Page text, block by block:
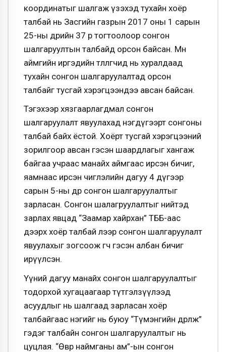
координатыг шалгаж үзэхэд тухайн хоёр
талбай нь Засгийн газрын 2017 оны 1 сарын
25-ны өдрийн 37 р тогтоолоор сонгон
шалгаруултын талбайд орсон байсан. Мөн
аймгийн иргэдийн төлөөлөгчид нь хуралдаад
тухайн сонгон шалгаруулалтад орсон
талбайг тусгай хэрэгцээндээ авсан байсан.
Тэгэхээр хязгаарлагдмал сонгон
шалгаруулалт явуулахад нэгдүгээрт сонгоны
талбай байх ёстой. Хоёрт тусгай хэрэгцээний
зорилгоор авсан гэсэн шаардлагыг хангаж
байгаа учраас манайх аймгаас ирсэн бичиг,
яамнаас ирсэн чиглэлийн дагуу 4 дүгээр
сарын 5-ны өдөр сонгон шалгаруулалтыг
зарласан. Сонгон шалагруулалтыг нийтэд
зарлах явцад “Заамар хайрхан” ТББ-аас
дээрх хоёр талбай лээр сонгон шалгаруулалт
явуулахыг зогсоож өгөөч гэсэн албан бичиг
ирүүлсэн.
Үүний дагуу манайх сонгон шалгаруулалтыг
тодорхой хугацаагаар түтгэлзүүлээд
асуудлыг нь шалгаад зарласан хоёр
талбайгаас нэгийг нь буюу “Түмэнгийн дөрөлж”
гэдэг талбайн сонгон шалгаруулалтыг нь
цуцлая. “Өвөр наймганы ам”-ын сонгон